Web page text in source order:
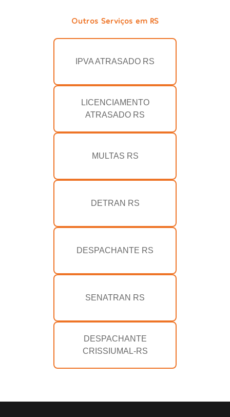
Outros Serviços em RS
IPVA ATRASADO RS
LICENCIAMENTO
ATRASADO RS
MULTAS RS
DETRAN RS
DESPACHANTE RS
SENATRAN RS
DESPACHANTE
CRISSIUMAL-RS